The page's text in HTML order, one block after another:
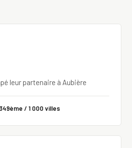
leur partenaire à Aubière
349ème / 1 000 villes